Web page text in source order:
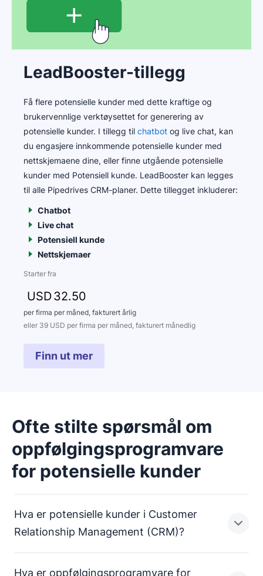
LeadBooster-tillegg
Få flere potensielle kunder med dette kraftige og
brukervennlige verktøysettet for generering av
potensielle kunder. I tillegg til chatbot og live chat, kan
du engasjere innkommende potensielle kunder med
nettskjemaene dine, eller finne utgående potensielle
kunder med Potensiell kunde. LeadBooster kan legges
til alle Pipedrives CRM-planer. Dette tillegget inkluderer:
Chatbot
Live chat
Potensiell kunde
Nettskjemaer
Starter fra
USD32.50
per firma per måned, fakturert årlig
eller 39 USD per firma per måned, fakturert månedlig
Finn ut mer
Ofte stilte spørsmål om
oppfølgingsprogramvare
for potensielle kunder
Hva er potensielle kunder i Customer
Relationship Management (CRM)?
Hva er oppfølgingsprogramvare for